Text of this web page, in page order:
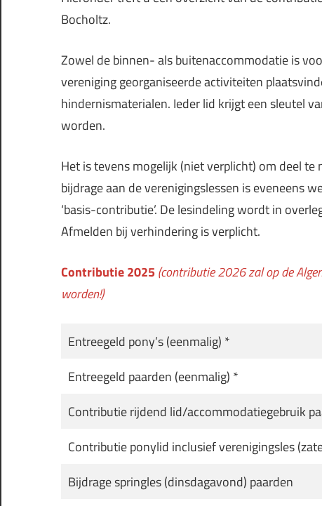
Bocholtz.
Zowel de binnen- als buitenaccommodatie is
vereniging georganiseerde activiteiten
hindernismaterialen. Ieder lid krijgt een sleutel
worden.
Het is tevens mogelijk (niet verplicht) om deel
bijdrage aan de verenigingslessen is eveneens
‘basis-contributie’. De lesindeling wordt in
Afmelden bij verhindering is verplicht.
Contributie 2025(contributie 2026 zal op de
worden!)
Entreegeld pony’s (eenmalig) *
Entreegeld paarden (eenmalig) *
Contributie rijdend lid/accommodatiegebruik
Contributie ponylid inclusief verenigingsles
Bijdrage springles (dinsdagavond) paarden